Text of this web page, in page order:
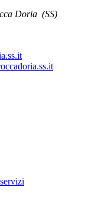
Doria (SS)